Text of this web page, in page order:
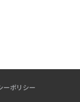
ーポリシー